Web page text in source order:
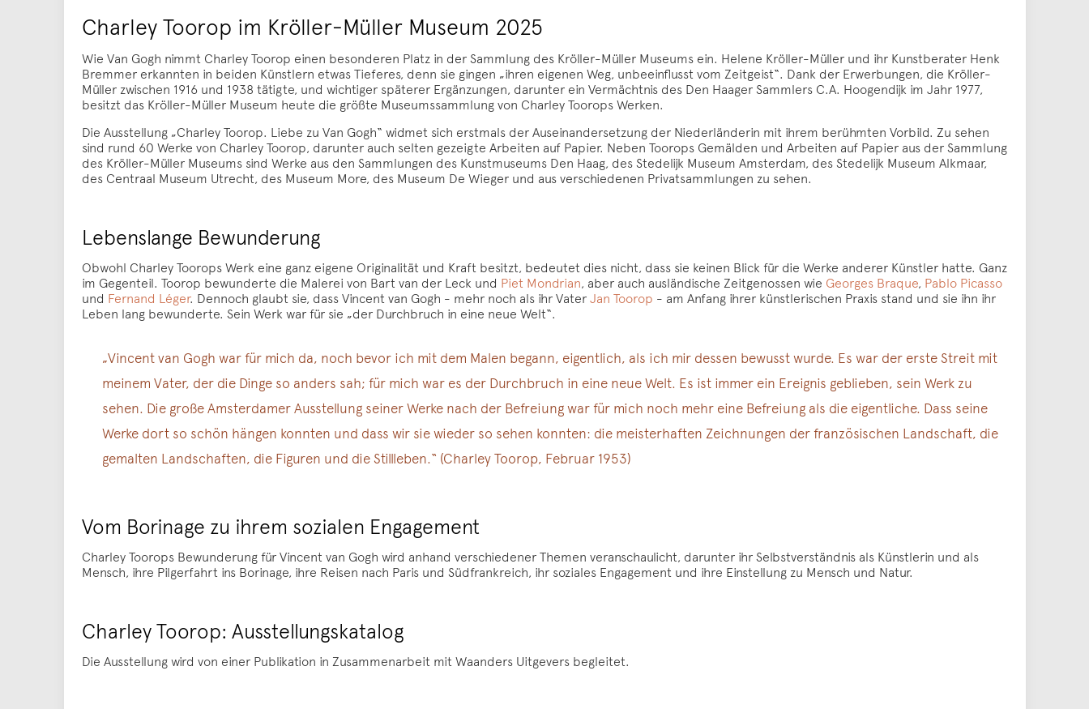
Charley Toorop im Kröller-Müller Museum 2025
Wie Van Gogh nimmt Charley Toorop einen besonderen Platz in der Sammlung des Kröller-Müller Museums ein. Helene Kröller-Müller und ihr Kunstberater Henk
Bremmer erkannten in beiden Künstlern etwas Tieferes, denn sie gingen „ihren eigenen Weg, unbeeinflusst vom Zeitgeist“. Dank der Erwerbungen, die Kröller-
Müller zwischen 1916 und 1938 tätigte, und wichtiger späterer Ergänzungen, darunter ein Vermächtnis des Den Haager Sammlers C.A. Hoogendijk im Jahr 1977,
besitzt das Kröller-Müller Museum heute die größte Museumssammlung von Charley Toorops Werken.
Die Ausstellung „Charley Toorop. Liebe zu Van Gogh“ widmet sich erstmals der Auseinandersetzung der Niederländerin mit ihrem berühmten Vorbild. Zu sehen
sind rund 60 Werke von Charley Toorop, darunter auch selten gezeigte Arbeiten auf Papier. Neben Toorops Gemälden und Arbeiten auf Papier aus der Sammlung
des Kröller-Müller Museums sind Werke aus den Sammlungen des Kunstmuseums Den Haag, des Stedelijk Museum Amsterdam, des Stedelijk Museum Alkmaar,
des Centraal Museum Utrecht, des Museum More, des Museum De Wieger und aus verschiedenen Privatsammlungen zu sehen.
Lebenslange Bewunderung
Obwohl Charley Toorops Werk eine ganz eigene Originalität und Kraft besitzt, bedeutet dies nicht, dass sie keinen Blick für die Werke anderer Künstler hatte. Ganz
im Gegenteil. Toorop bewunderte die Malerei von Bart van der Leck und Piet Mondrian, aber auch ausländische Zeitgenossen wie Georges Braque, Pablo Picasso
und Fernand Léger. Dennoch glaubt sie, dass Vincent van Gogh - mehr noch als ihr VaterJan Toorop - am Anfang ihrer künstlerischen Praxis stand und sie ihn ihr
Leben lang bewunderte. Sein Werk war für sie „der Durchbruch in eine neue Welt“.
„Vincent van Gogh war für mich da, noch bevor ich mit dem Malen begann, eigentlich, als ich mir dessen bewusst wurde. Es war der erste Streit mit
meinem Vater, der die Dinge so anders sah; für mich war es der Durchbruch in eine neue Welt. Es ist immer ein Ereignis geblieben, sein Werk zu
sehen. Die große Amsterdamer Ausstellung seiner Werke nach der Befreiung war für mich noch mehr eine Befreiung als die eigentliche. Dass seine
Werke dort so schön hängen konnten und dass wir sie wieder so sehen konnten: die meisterhaften Zeichnungen der französischen Landschaft, die
gemalten Landschaften, die Figuren und die Stillleben.“ (Charley Toorop, Februar 1953)
Vom Borinage zu ihrem sozialen Engagement
Charley Toorops Bewunderung für Vincent van Gogh wird anhand verschiedener Themen veranschaulicht, darunter ihr Selbstverständnis als Künstlerin und als
Mensch, ihre Pilgerfahrt ins Borinage, ihre Reisen nach Paris und Südfrankreich, ihr soziales Engagement und ihre Einstellung zu Mensch und Natur.
Charley Toorop: Ausstellungskatalog
Die Ausstellung wird von einer Publikation in Zusammenarbeit mit Waanders Uitgevers begleitet.